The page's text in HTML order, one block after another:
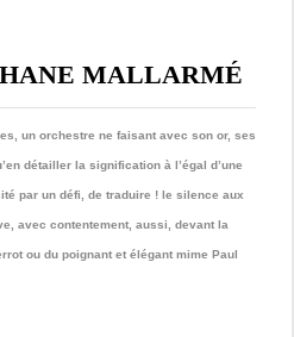
MALLARMÉ
un orchestre ne faisant avec son or, ses
détailler la signification à l’égal d’une
par un défi, de traduire ! le silence aux
avec contentement, aussi, devant la
ou du poignant et élégant mime Paul